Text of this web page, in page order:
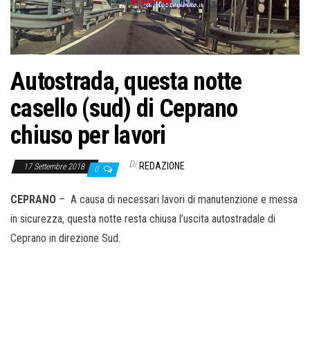
n
e
Autostrada, questa notte
casello (sud) di Ceprano
chiuso per lavori
17 Settembre 2018 0 Di REDAZIONE
CEPRANO – A causa di necessari lavori di manutenzione e messa
in sicurezza, questa notte resta chiusa l’uscita autostradale di
Ceprano in direzione Sud.